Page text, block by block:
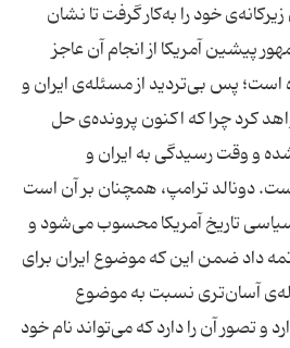
خود را به‌کار گرفت تا نشان
11 رئیس جمهور پیشین آمریکا از انجام آن عاجز
است؛ پس بی‌تردید از مسئله‌ی ایران و
کرد چرا که اکنون پرونده‌ی حل
و وقت رسیدگی به ایران و
دونالد ترامپ، همچنان بر آن است
تاریخ آمریکا محسوب می‌شود و
داد ضمن این‌ که موضوع ایران برای
آسان‌تری نسبت به موضوع
و تصور آن را دارد که می‌تواند نام خود